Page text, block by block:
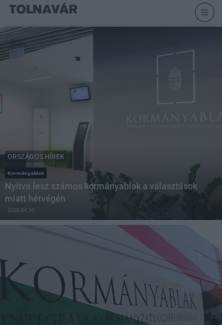
ORSZÁGOS HÍREK
Kormányablak
Nyitva lesz számos kormányablak a választások
miatt hétvégén
2026.04.10